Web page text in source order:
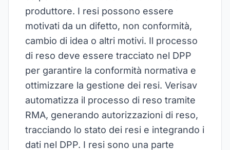
produttore. I resi possono essere
motivati da un difetto, non conformità,
cambio di idea o altri motivi. Il processo
di reso deve essere tracciato nel DPP
per garantire la conformità normativa e
ottimizzare la gestione dei resi. Verisav
automatizza il processo di reso tramite
RMA, generando autorizzazioni di reso,
tracciando lo stato dei resi e integrando i
dati nel DPP. I resi sono una parte